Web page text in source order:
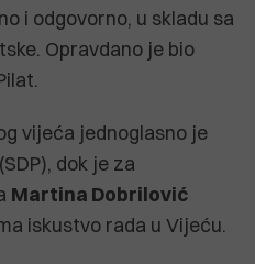
i odgovorno, u skladu sa
Opravdano je bio
vijeća jednoglasno je
(SDP), dok je za
Martina Dobrilović
iskustvo rada u Vijeću.